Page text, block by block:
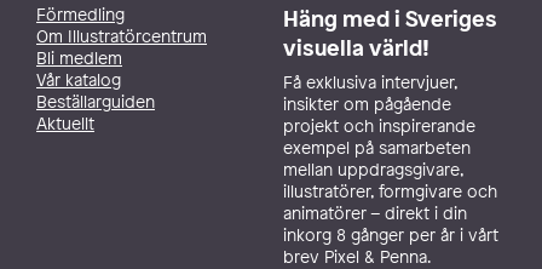
Förmedling
Om Illustratörcentrum
Bli medlem
Vår katalog
Beställarguiden
Aktuellt
Häng med i Sveriges
visuella värld!
Få exklusiva intervjuer,
insikter om pågående
projekt och inspirerande
exempel på samarbeten
mellan uppdragsgivare,
illustratörer, formgivare och
animatörer – direkt i din
inkorg 8 gånger per år i vårt
brev Pixel & Penna.